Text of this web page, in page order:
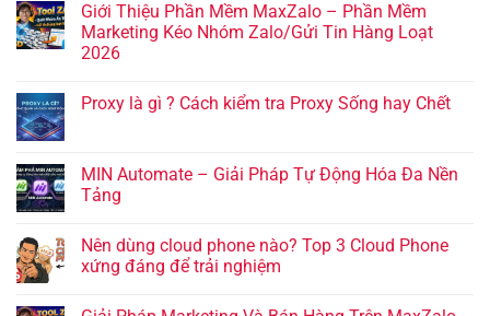
Giới Thiệu Phần Mềm MaxZalo – Phần Mềm
Marketing Kéo Nhóm Zalo/Gửi Tin Hàng Loạt
2026
Proxy là gì ? Cách kiểm tra Proxy Sống hay Chết
MIN Automate – Giải Pháp Tự Động Hóa Đa Nền
Tảng
Nên dùng cloud phone nào? Top 3 Cloud Phone
xứng đáng để trải nghiệm